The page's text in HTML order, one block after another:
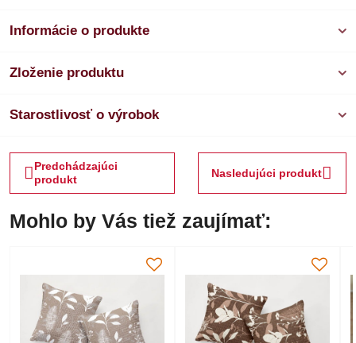
Informácie o produkte
Zloženie produktu
Starostlivosť o výrobok
Predchádzajúci
produkt
Nasledujúci produkt
Mohlo by Vás tiež zaujímať: